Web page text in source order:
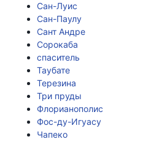
Сан-Луис
Сан-Паулу
Сант Андре
Сорокаба
спаситель
Таубате
Терезина
Три пруды
Флорианополис
Фос-ду-Игуасу
Чапеко